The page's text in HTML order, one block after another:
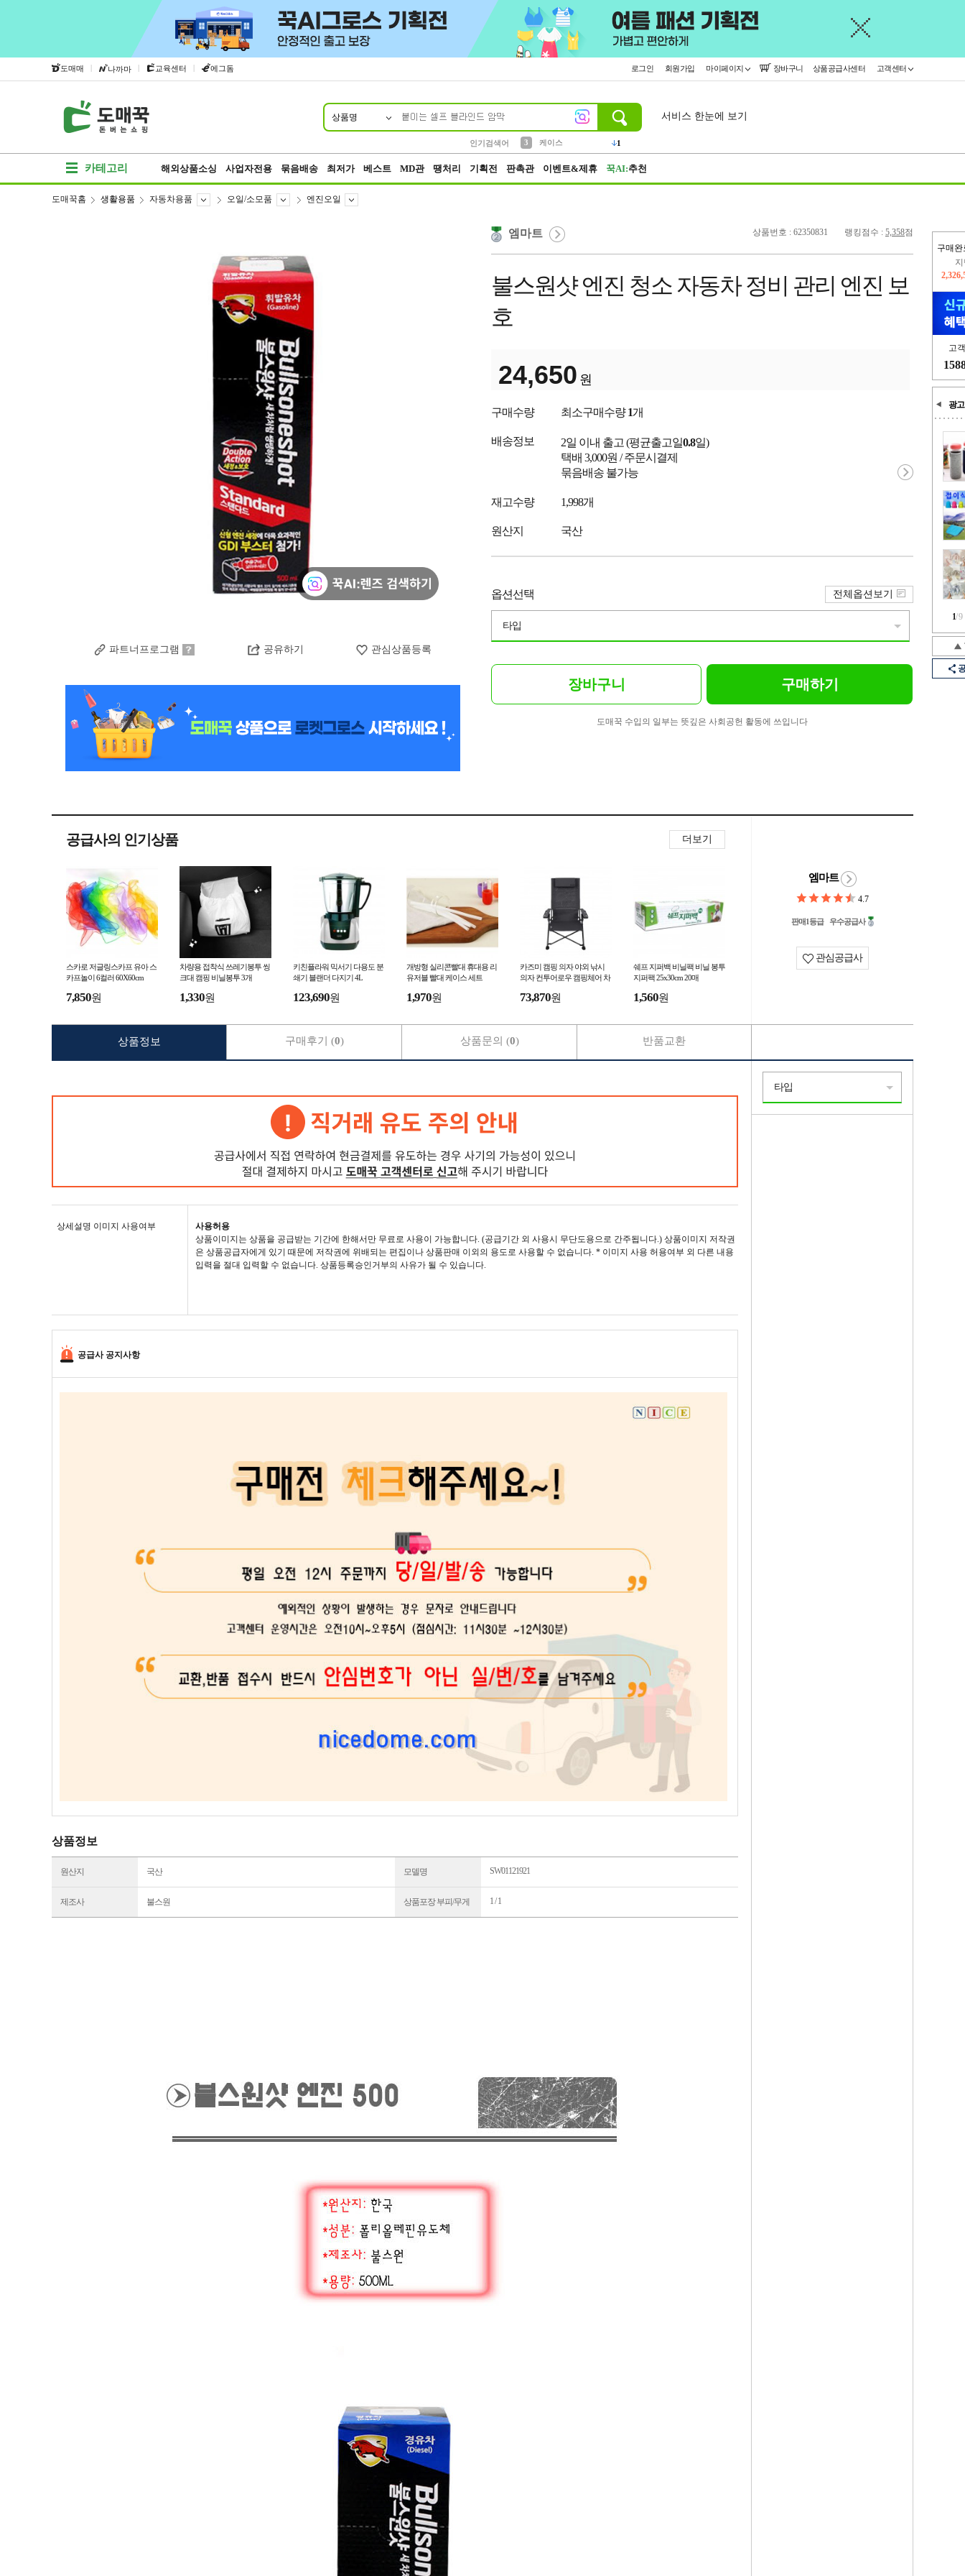
도매매 | 나까마 | 교육센터 | 에그돔 로그인 회원가입 마이페이지 장바구니 상품공급사센터 고객센터
상품명
인기검색어
3
케이스
1
서비스 한눈에 보기
카테고리 해외상품소싱 사업자전용 묶음배송 최저가 베스트 MD관 땡처리 기획전 판촉관 이벤트&제휴 꾹AI:추천
구매완
고
광고
1/9
도매꾹홈 생활용품 자동차용품 오일/소모품 엔진오일
파트너프로그램 공유하기 관심상품등록
상품번호 : 62350831 랭킹점수 : 5,358점
엠마트
불스원샷 엔진 청소 자동차 정비 관리 엔진 보
호
24,650 원
구매수량 최소구매수량1개
배송정보 2일 이내 출고 (평균출고일0.8일)
택배 3,000원 / 주문시결제
묶음배송 불가능
재고수량 1,998개
원산지 국산
옵션선택
타입
전체옵션보기
장바구니 구매하기
도매꾹 수입의 일부는 뜻깊은 사회공헌 활동에 쓰입니다
공급사의 인기상품 더보기
스카로 저글링스카프 유아 스
카프놀이 6컬러 60X60cm
7,850원
차량용 접착식 쓰레기봉투 씽
크대 캠핑 비닐봉투 3개
1,330원
키친플라워 믹서기 다용도 분
쇄기 블랜더 다지기 4L
123,690원
개방형 실리콘빨대 휴대용 리
유저블 빨대 케이스 세트
1,970원
카즈미 캠핑 의자 야외 낚시
의자 컨투어로우 캠핑체어 차
73,870원
쉐프 지퍼백 비닐팩 비닐 봉투
지퍼팩 25x30cm 20매
1,560원
엠마트
4.7
판매1등급 우수공급사
관심공급사
상세설명 이미지 사용여부
사용허용
상품이미지는 상품을 공급받는 기간에 한해서만 무료로 사용이 가능합니다. (공급기간 외 사용시 무단도용으로 간주됩니다.) 상품이미지 저작권
은 상품공급자에게 있기 때문에 저작권에 위배되는 편집이나 상품판매 이외의 용도로 사용할 수 없습니다. * 이미지 사용 허용여부 외 다른 내용
입력을 절대 입력할 수 없습니다. 상품등록승인거부의 사유가 될 수 있습니다.
공급사 공지사항
상품정보
원산지 국산 모델명 SW01121921
제조사 불스원 상품포장 부피/무게 1 / 1
상품정보 구매후기 (0) 상품문의 (0) 반품교환
타입